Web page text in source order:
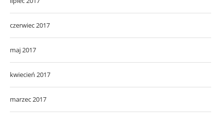
czerwiec 2017
maj 2017
kwiecień 2017
marzec 2017